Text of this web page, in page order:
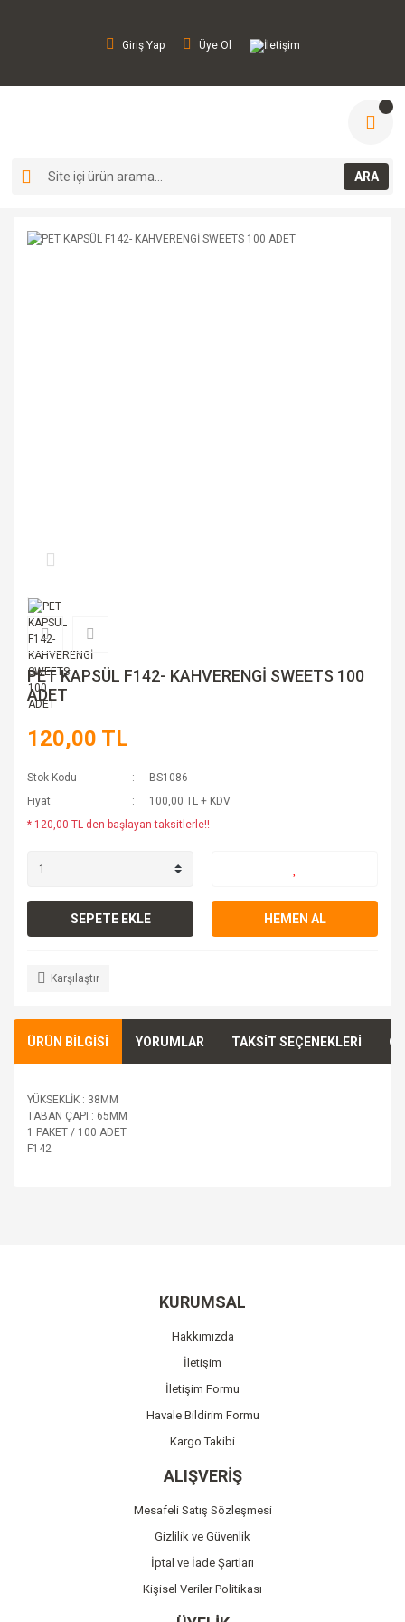
Giriş Yap Üye Ol İletişim
ARA
PET KAPSÜL F142- KAHVERENGİ SWEETS 100
ADET
120,00 TL
Stok Kodu
BS1086
Fiyat
100,00 TL + KDV
* 120,00 TL den başlayan taksitlerle!!
SEPETE EKLE HEMEN AL
Karşılaştır
ÜRÜN BİLGİSİ YORUMLAR TAKSİT SEÇENEKLERİ
YÜKSEKLİK : 38MM
TABAN ÇAPI : 65MM
1 PAKET / 100 ADET
F142
Ürün bilgilerinde hatalar bulunuyor.
Ürün fiyatı diğer sitelerden daha pahalı.
Bu ürüne benzer farklı alternatifler olmalı.
Gönder
KURUMSAL
Hakkımızda
İletişim
İletişim Formu
Havale Bildirim Formu
Kargo Takibi
ALIŞVERİŞ
Mesafeli Satış Sözleşmesi
Gizlilik ve Güvenlik
İptal ve İade Şartları
Kişisel Veriler Politikası